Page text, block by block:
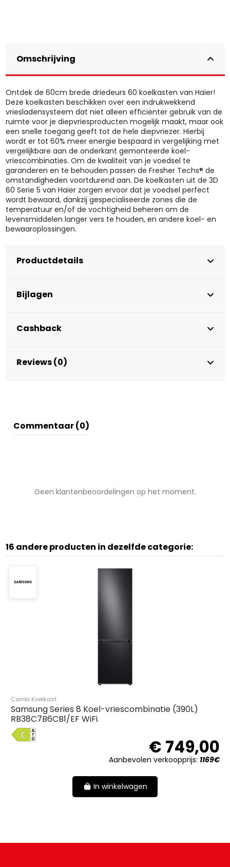
Omschrijving
Ontdek de 60cm brede driedeurs 60 koelkasten van Haier!
Deze koelkasten beschikken over een indrukwekkend
vriesladensysteem dat niet alleen efficiënter gebruik van de
ruimte voor je diepvriesproducten mogelijk maakt, maar ook
een snelle toegang geeft tot de hele diepvriezer. Hierbij
wordt er tot 60% meer energie bespaard in vergelijking met
vergelijkbare aan de onderkant gemonteerde koel-
vriescombinaties. Om de kwaliteit van je voedsel te
garanderen en te behouden passen de Fresher Techs® de
omstandigheden voortdurend aan. De koelkasten uit de 3D
60 Serie 5 van Haier zorgen ervoor dat je voedsel perfect
wordt bewaard, dankzij gespecialiseerde zones die de
temperatuur en/of de vochtigheid beheren om de
levensmiddelen langer vers te houden, en andere koel- en
bewaaroplossingen.
Productdetails
Bijlagen
Cashback
Reviews (0)
Commentaar (0)
Geen klantenbeoordelingen op het moment.
16 andere producten in dezelfde categorie:
Combi Koelkast
Samsung Series 8 Koel-vriescombinatie (390L)
RB38C7B6CB1/EF WiFi.
C
€ 749,00
Aanbevolen verkoopprijs: 1169€
In winkelwagen